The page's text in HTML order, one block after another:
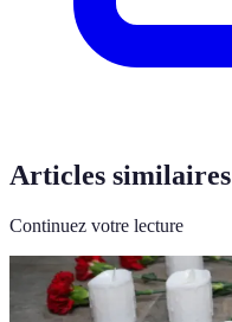
Articles similaires
Continuez votre lecture